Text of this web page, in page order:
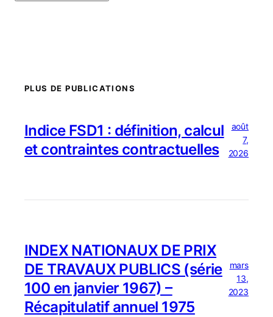
PLUS DE PUBLICATIONS
Indice FSD1 : définition, calcul
et contraintes contractuelles
août
7,
2026
INDEX NATIONAUX DE PRIX
DE TRAVAUX PUBLICS (série
100 en janvier 1967) –
Récapitulatif annuel 1975
mars
13,
2023